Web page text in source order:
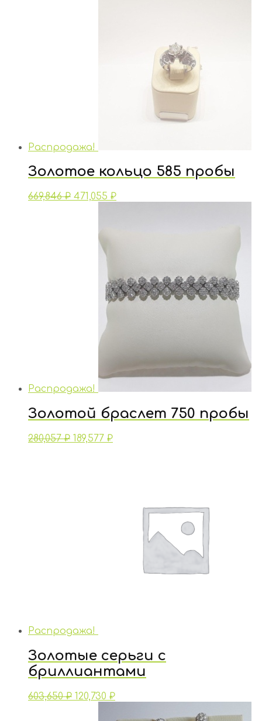
Распродажа!
Золотое кольцо 585 пробы
669,846₽ 471,055 ₽
Распродажа!
Золотой браслет 750 пробы
280,057₽ 189,577 ₽
Распродажа!
Золотые серьги с
бриллиантами
603,650₽ 120,730 ₽